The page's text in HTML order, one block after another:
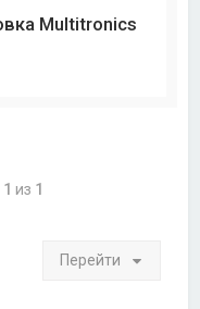
Multitronics
1 из 1
Перейти